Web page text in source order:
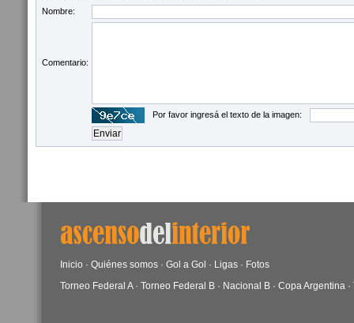
Nombre:
Comentario:
Por favor ingresá el texto de la imagen:
Inicio · Quiénes somos · Gol a Gol · Ligas · Fotos
Torneo Federal A· Torneo Federal B · Nacional B · Copa Argentina ·